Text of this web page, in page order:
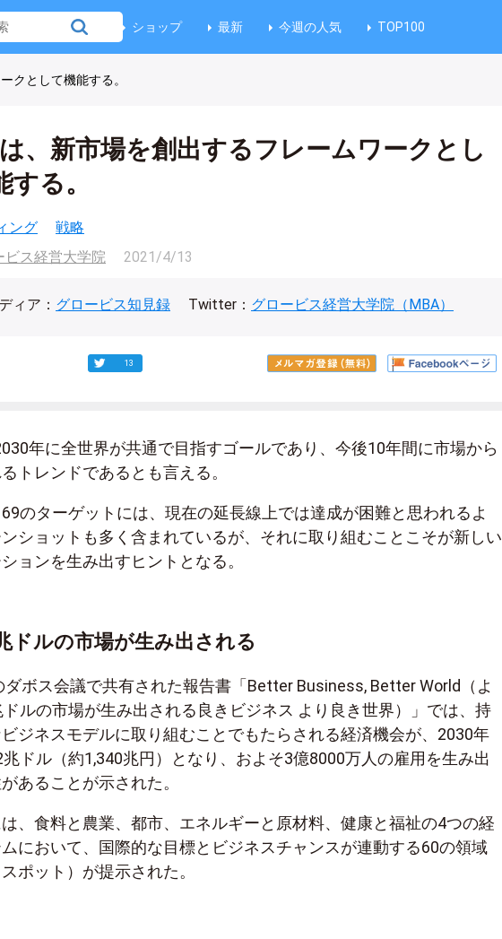
ショップ 最新 今週の人気 TOP100
クとして機能する。
、新市場を創出するフレームワークとし
する。
ング
戦略
ビス経営大学院
2021/4/13
ィア： グロービス知見録 Twitter： グロービス経営大学院（MBA）
13
年に全世界が共通で目指すゴールであり、今後10年間に市場から
トレンドであるとも言える。
のターゲットには、現在の延長線上では達成が困難と思われるよ
ショットも多く含まれているが、それに取り組むことこそが新しい
ョンを生み出すヒントとなる。
ドルの市場が生み出される
ダボス会議で共有された報告書「Better Business, Better World（よ
ドルの市場が生み出される良きビジネス より良き世界）」では、持
ジネスモデルに取り組むことでもたらされる経済機会が、2030年
兆ドル（約1,340兆円）となり、およそ3億8000万人の雇用を生み出
あることが示された。
、食料と農業、都市、エネルギーと原材料、健康と福祉の4つの経
において、国際的な目標とビジネスチャンスが連動する60の領域
スポット）が提示された。